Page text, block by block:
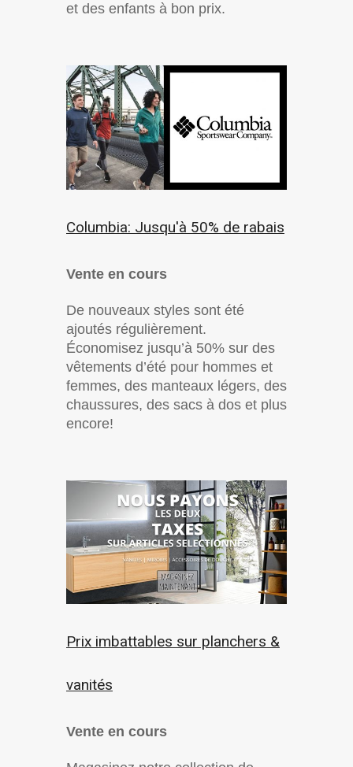
et des enfants à bon prix.
Columbia: Jusqu'à 50% de rabais
Vente en cours
De nouveaux styles sont été
ajoutés régulièrement.
Économisez jusqu’à 50% sur des
vêtements d’été pour hommes et
femmes, des manteaux légers, des
chaussures, des sacs à dos et plus
encore!
Prix imbattables sur planchers &
vanités
Vente en cours